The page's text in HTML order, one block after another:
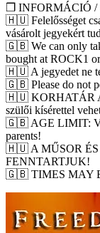
❒ INFORMÁCIÓ /
🇭🇺 Felelősséget
vásárolt jegyekért
🇬🇧 We can only
bought at ROCK1
🇭🇺 A jegyedet ne
🇬🇧 Please do not
🇭🇺 KORHATÁR A
szülői kísérettel
🇬🇧 AGE LIMIT:
parents!
🇭🇺 A MŰSOR ÉS
FENNTARTJUK!
🇬🇧 TIMES MAY